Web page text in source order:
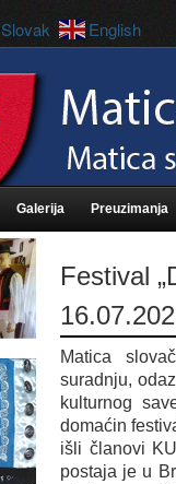
Galerija Preuzimanja
Festival
Matica
suradnju,
kulturnog
domaćin
išli članovi
postaja je u
Slovak English